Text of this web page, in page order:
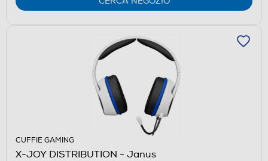
CUFFIE GAMING
X-JOY DISTRIBUTION - Janus